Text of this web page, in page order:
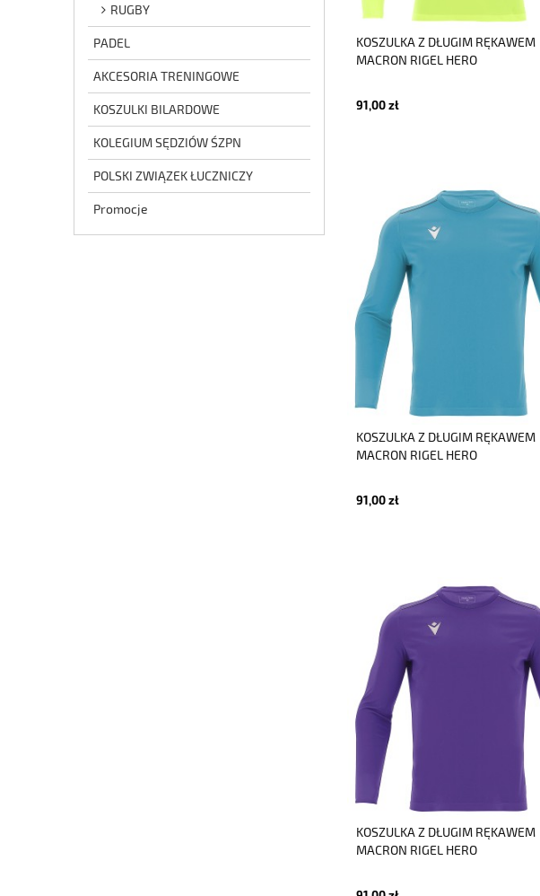
RUGBY
PADEL
AKCESORIA TRENINGOWE
KOSZULKI BILARDOWE
KOLEGIUM SĘDZIÓW ŚZPN
POLSKI ZWIĄZEK ŁUCZNICZY
Promocje
KOSZULKA Z DŁUGIM RĘKAWEM
MACRON RIGEL HERO
91,00 zł
KOSZULKA Z DŁUGIM RĘKAWEM
MACRON RIGEL HERO
91,00 zł
KOSZULKA Z DŁUGIM RĘKAWEM
MACRON RIGEL HERO